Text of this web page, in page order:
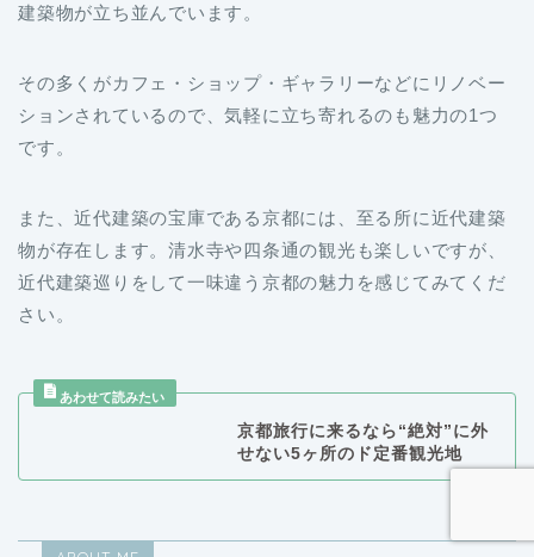
建築物が立ち並んでいます。
その多くがカフェ・ショップ・ギャラリーなどにリノベー
ションされているので、気軽に立ち寄れるのも魅力の1つ
です。
また、近代建築の宝庫である京都には、至る所に近代建築
物が存在します。清水寺や四条通の観光も楽しいですが、
近代建築巡りをして一味違う京都の魅力を感じてみてくだ
さい。
京都旅行に来るなら“絶対”に外
せない5ヶ所のド定番観光地